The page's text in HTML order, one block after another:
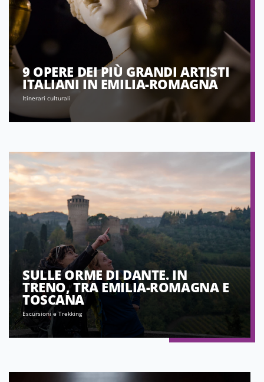
9 OPERE DEI PIÙ GRANDI ARTISTI
ITALIANI IN EMILIA-ROMAGNA
Itinerari culturali
SULLE ORME DI DANTE. IN
TRENO, TRA EMILIA-ROMAGNA E
TOSCANA
Escursioni e Trekking